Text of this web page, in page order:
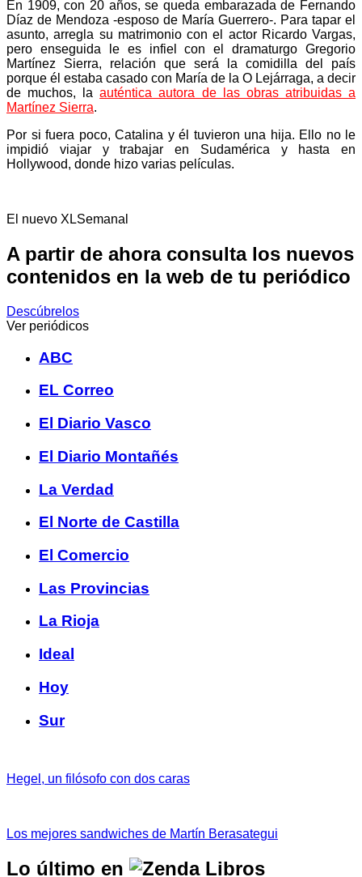
En 1909, con 20 años, se queda embarazada de Fernando
Díaz de Mendoza -esposo de María Guerrero-. Para tapar el
asunto, arregla su matrimonio con el actor Ricardo Vargas,
pero enseguida le es infiel con el dramaturgo Gregorio
Martínez Sierra, relación que será la comidilla del país
porque él estaba casado con María de la O Lejárraga, a decir
de muchos, laauténtica autora de las obras atribuidas a
Martínez Sierra.
Por si fuera poco, Catalina y él tuvieron una hija. Ello no le
impidió viajar y trabajar en Sudamérica y hasta en
Hollywood, donde hizo varias películas.
El nuevo XLSemanal
A partir de ahora consulta los nuevos
contenidos en la web de tu periódico
Descúbrelos
Ver periódicos
ABC
EL Correo
El Diario Vasco
El Diario Montañés
La Verdad
El Norte de Castilla
El Comercio
Las Provincias
La Rioja
Ideal
Hoy
Sur
Hegel, un filósofo con dos caras
Los mejores sandwiches de Martín Berasategui
Lo último en